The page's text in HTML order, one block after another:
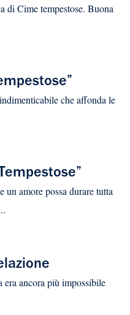
di Cime tempestose. Buona
che affonda le
un amore possa durare tutta
ancora più impossibile